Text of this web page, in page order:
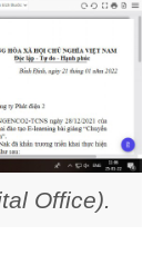
Office).